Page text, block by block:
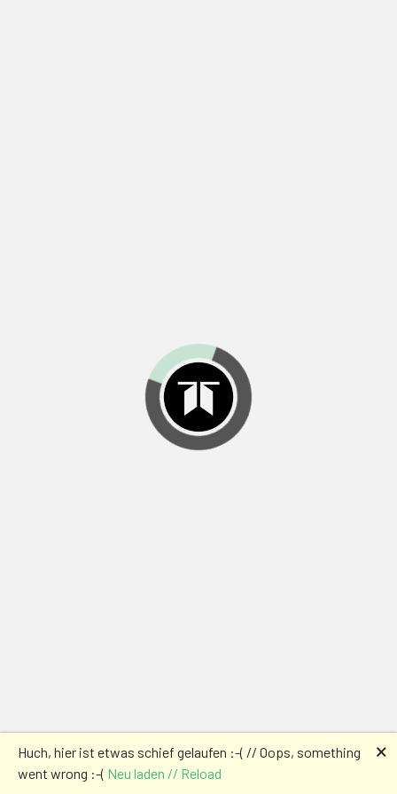
Huch, hier ist etwas schief gelaufen :-( // Oops, something
went wrong :-( Neu laden // Reload
🗙